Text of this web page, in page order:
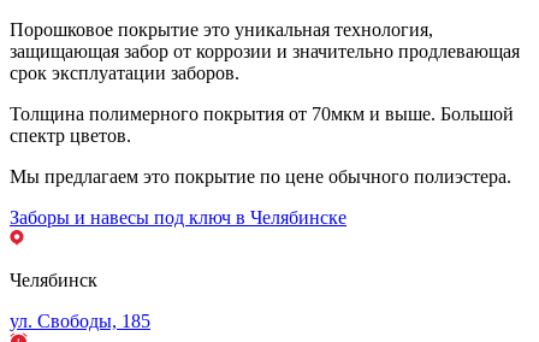
Порошковое покрытие это уникальная технология,
защищающая забор от коррозии и значительно продлевающая
срок эксплуатации заборов.
Толщина полимерного покрытия от 70мкм и выше. Большой
спектр цветов.
Мы предлагаем это покрытие по цене обычного полиэстера.
Заборы и навесы под ключ в Челябинске
Челябинск
ул. Свободы, 185